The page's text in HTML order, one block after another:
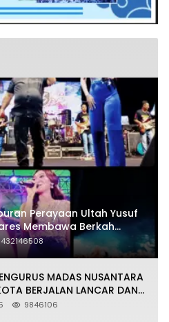
Perayaan Ultah Yusuf
Membawa Berkah
432146508
MADAS NUSANTARA
BERJALAN LANCAR DAN
9846106